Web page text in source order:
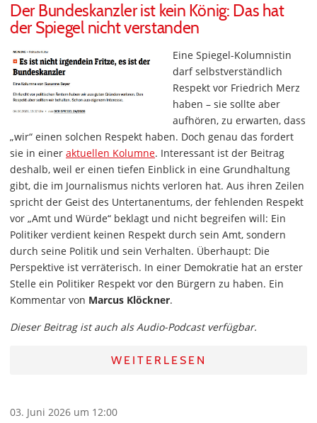
Der Bundeskanzler ist kein König: Das hat
der Spiegel nicht verstanden
Eine Spiegel-Kolumnistin
darf selbstverständlich
Respekt vor Friedrich Merz
haben – sie sollte aber
aufhören, zu erwarten, dass
„wir“ einen solchen Respekt haben. Doch genau das fordert
sie in einer aktuellen Kolumne. Interessant ist der Beitrag
deshalb, weil er einen tiefen Einblick in eine Grundhaltung
gibt, die im Journalismus nichts verloren hat. Aus ihren Zeilen
spricht der Geist des Untertanentums, der fehlenden Respekt
vor „Amt und Würde“ beklagt und nicht begreifen will: Ein
Politiker verdient keinen Respekt durch sein Amt, sondern
durch seine Politik und sein Verhalten. Überhaupt: Die
Perspektive ist verräterisch. In einer Demokratie hat an erster
Stelle ein Politiker Respekt vor den Bürgern zu haben. Ein
Kommentar von Marcus Klöckner.
Dieser Beitrag ist auch als Audio-Podcast verfügbar.
WEITERLESEN
03. Juni 2026 um 12:00